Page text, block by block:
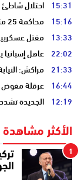
15:31 احتلال شاطئ
15:16 محاكمة 25 متهما في قضية الهجرة إلى سبتة
13:33 مقتل
22:02 عاهل
21:33 مراكش:
16:44 عرقلة مفوض
12:19 الجديدة
الأكثر مشاهدة
1